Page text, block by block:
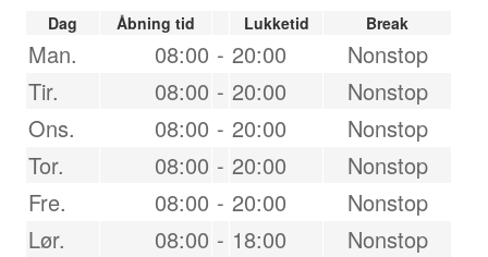
Dag Åbning tid Lukketid Break
Man. 08:00 - 20:00
Nonstop
Tir.
08:00 - 20:00
Nonstop
Ons.
08:00 - 20:00
Nonstop
Tor.
08:00 - 20:00
Nonstop
Fre.
08:00 - 20:00
Nonstop
Lør.
08:00 - 18:00
Nonstop